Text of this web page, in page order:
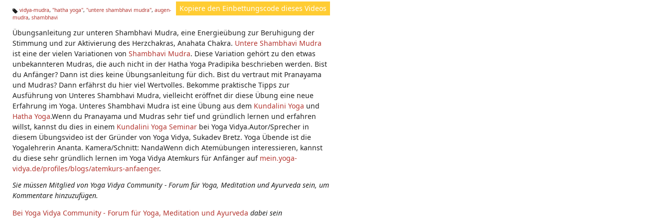
ht
e
Kopiere den Einbettungscode dieses Videos
Ta
s:
vidya-mudra, "hatha yoga", "untere shambhavi mudra", augen-
mudra, shambhavi
Übungsanleitung zur unteren Shambhavi Mudra, eine Energieübung zur Beruhigung der
Stimmung und zur Aktivierung des Herzchakras, Anahata Chakra. Untere Shambhavi Mudra
ist eine der vielen Variationen von Shambhavi Mudra. Diese Variation gehört zu den etwas
unbekannteren Mudras, die auch nicht in der Hatha Yoga Pradipika beschrieben werden. Bist
du Anfänger? Dann ist dies keine Übungsanleitung für dich. Bist du vertraut mit Pranayama
und Mudras? Dann erfährst du hier viel Wertvolles. Bekomme praktische Tipps zur
Ausführung von Unteres Shambhavi Mudra, vielleicht eröffnet dir diese Übung eine neue
Erfahrung im Yoga. Unteres Shambhavi Mudra ist eine Übung aus dem Kundalini Yoga und
Hatha Yoga.Wenn du Pranayama und Mudras sehr tief und gründlich lernen und erfahren
willst, kannst du dies in einem Kundalini Yoga Seminar bei Yoga Vidya.Autor/Sprecher in
diesem Übungsvideo ist der Gründer von Yoga Vidya, Sukadev Bretz. Yoga Übende ist die
Yogalehrerin Ananta. Kamera/Schnitt: NandaWenn dich Atemübungen interessieren, kannst
du diese sehr gründlich lernen im Yoga Vidya Atemkurs für Anfänger auf mein.yoga-
vidya.de/profiles/blogs/atemkurs-anfaenger.
Sie müssen Mitglied von Yoga Vidya Community - Forum für Yoga, Meditation und Ayurveda sein, um
Kommentare hinzuzufügen.
Bei Yoga Vidya Community - Forum für Yoga, Meditation und Ayurveda dabei sein